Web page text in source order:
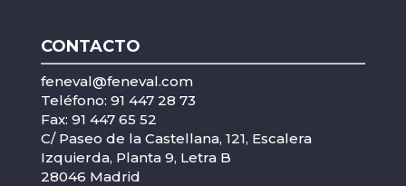
CONTACTO
feneval@feneval.com
Teléfono: 91 447 28 73
Fax: 91 447 65 52
C/ Paseo de la Castellana, 121, Escalera
Izquierda, Planta 9, Letra B
28046 Madrid